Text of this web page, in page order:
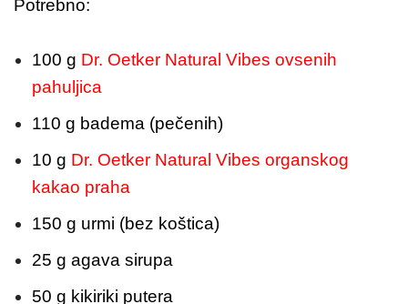
Potrebno:
100 g Dr. Oetker Natural Vibes ovsenih
pahuljica
110 g badema (pečenih)
10 g Dr. Oetker Natural Vibes organskog
kakao praha
150 g urmi (bez koštica)
25 g agava sirupa
50 g kikiriki putera